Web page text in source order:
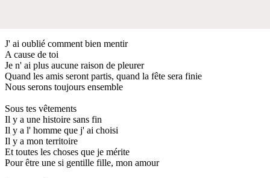
J' ai oublié comment bien mentir
A cause de toi
Je n' ai plus aucune raison de pleurer
Quand les amis seront partis, quand la fête sera finie
Nous serons toujours ensemble
Sous tes vêtements
Il y a une histoire sans fin
Il y a l' homme que j' ai choisi
Il y a mon territoire
Et toutes les choses que je mérite
Pour être une si gentille fille, mon amour